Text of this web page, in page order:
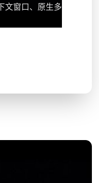
窗口、原生多模态